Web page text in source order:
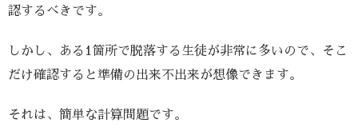
認するべきです。
しかし、ある1箇所で脱落する生徒が非常に多いので、そこ
だけ確認すると準備の出来不出来が想像できます。
それは、簡単な計算問題です。